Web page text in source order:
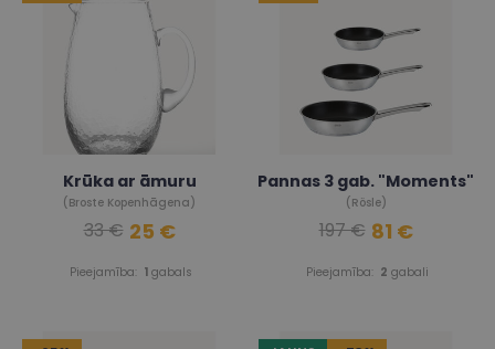
Krūka ar āmuru
(Broste Kopenhāgena)
Pieejamība: 1 gabals
33 € 25 €
Pannas 3 gab. "Moments"
(Rösle)
Pieejamība: 2 gabali
197 € 81 €